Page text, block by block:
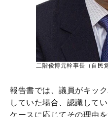
二階俊博元幹事長（自民
報告書では、議員がキッ
していた場合、認識して
ケースに応じてその理由